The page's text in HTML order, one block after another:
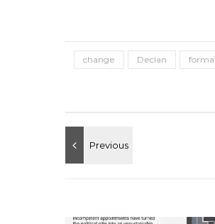
change Declan